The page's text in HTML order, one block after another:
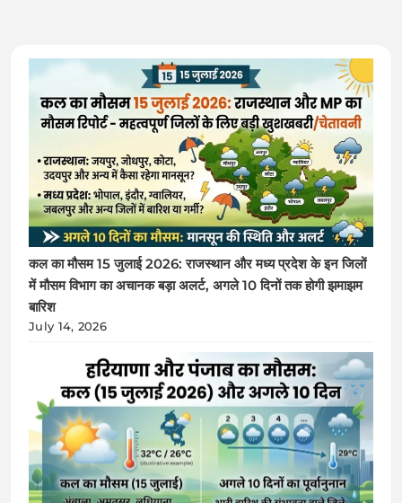
कल का मौसम 15 जुलाई 2026: राजस्थान और मध्य प्रदेश के इन जिलों
में मौसम विभाग का अचानक बड़ा अलर्ट, अगले 10 दिनों तक होगी झमाझम
बारिश
July 14, 2026